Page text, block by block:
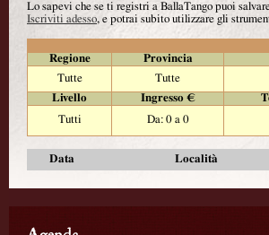
Lo sapevi che se ti registri a BallaTango puoi
Iscriviti adesso, e potrai subito utilizzare gli
Regione
Provincia
Tutte
Tutte
Livello
Ingresso €
Tutti
Da: 0 a 0
Data Località